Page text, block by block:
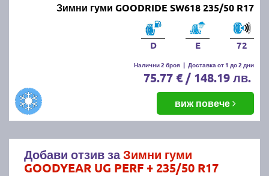
Зимни гуми GOODRIDE SW618 235/50 R17
D E 72
Налични 2 броя | Доставка от 1 до 2 дни
75.77 € / 148.19 лв.
виж повече
Добави отзив заЗимни гуми
GOODYEAR UG PERF + 235/50 R17